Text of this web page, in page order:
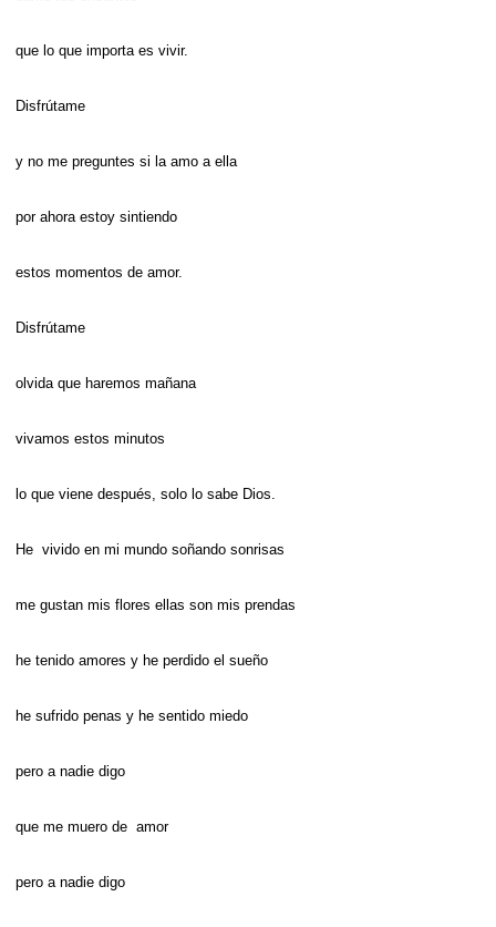
que lo que importa es vivir.
Disfrútame
y no me preguntes si la amo a ella
por ahora estoy sintiendo
estos momentos de amor.
Disfrútame
olvida que haremos mañana
vivamos estos minutos
lo que viene después, solo lo sabe Dios.
He vivido en mi mundo soñando sonrisas
me gustan mis flores ellas son mis prendas
he tenido amores y he perdido el sueño
he sufrido penas y he sentido miedo
pero a nadie digo
que me muero de amor
pero a nadie digo